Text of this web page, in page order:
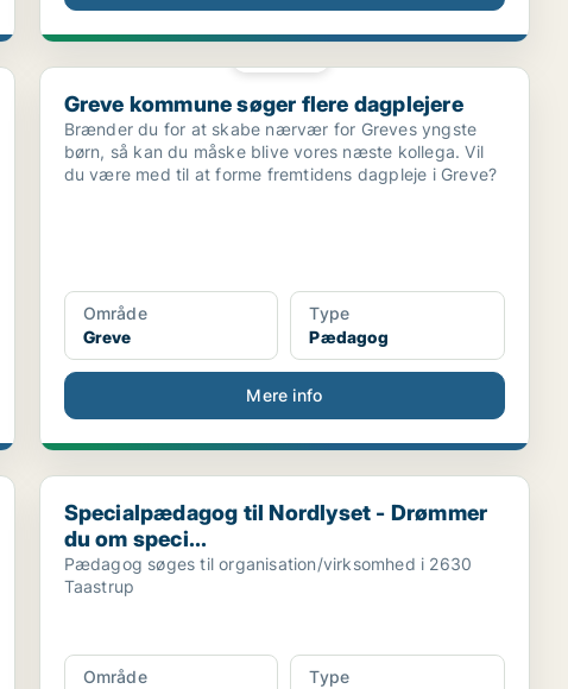
Greve kommune søger flere dagplejere
Greve kommune søger flere dagplejere
Brænder du for at skabe nærvær for Greves yngste
børn, så kan du måske blive vores næste kollega. Vil
du være med til at forme fremtidens dagpleje i Greve?
Område
Greve
Type
Pædagog
Mere info
Specialpædagog til Nordlyset - Drømmer du om speci...
Specialpædagog til Nordlyset - Drømmer
du om speci...
Pædagog søges til organisation/virksomhed i 2630
Taastrup
Område
Type